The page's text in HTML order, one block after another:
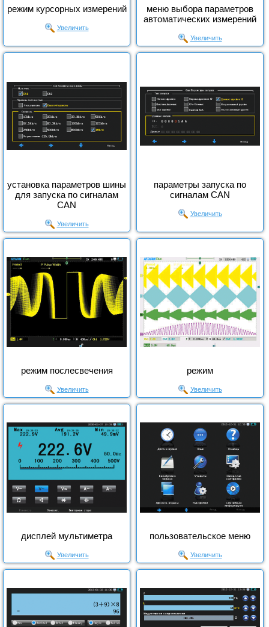
режим курсорных измерений
Увеличить
меню выбора параметров
автоматических измерений
Увеличить
установка параметров шины
для запуска по сигналам
CAN
Увеличить
параметры запуска по
сигналам CAN
Увеличить
режим послесвечения
Увеличить
режим
Увеличить
дисплей мультиметра
Увеличить
пользовательское меню
Увеличить